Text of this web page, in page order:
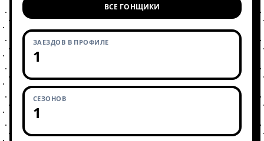
ВСЕ ГОНЩИКИ
ЗАЕЗДОВ В ПРОФИЛЕ
1
СЕЗОНОВ
1